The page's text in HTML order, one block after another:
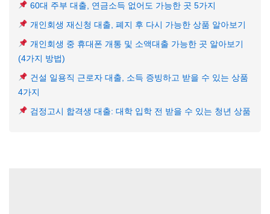
60대 주부 대출, 연금소득 없어도 가능한 곳 5가지
개인회생 재신청 대출, 폐지 후 다시 가능한 상품 알아보기
개인회생 중 휴대폰 개통 및 소액대출 가능한 곳 알아보기
(4가지 방법)
건설 일용직 근로자 대출, 소득 증빙하고 받을 수 있는 상품
4가지
검정고시 합격생 대출: 대학 입학 전 받을 수 있는 청년 상품